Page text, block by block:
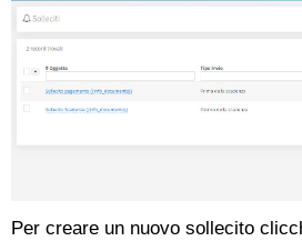
Per creare un nuovo sollecito